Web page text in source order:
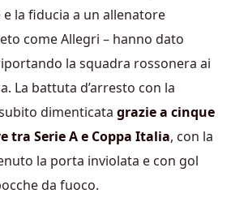
la fiducia a un allenatore
come Allegri – hanno dato
la squadra rossonera ai
La battuta d’arresto con la
dimenticata grazie a cinque
tra Serie A e Coppa Italia, con la
la porta inviolata e con gol
da fuoco.